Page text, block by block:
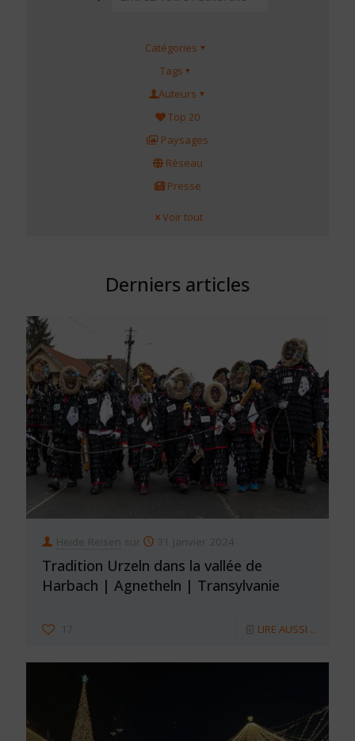
Catégories
Tags
Auteurs
Top 20
Paysages
Réseau
Presse
Voir tout
Derniers articles
Heide Reisen sur 31 Janvier 2024
Tradition Urzeln dans la vallée de
Harbach | Agnetheln | Transylvanie
17 LIRE AUSSI ...